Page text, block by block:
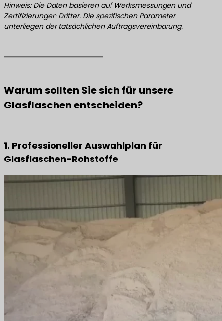
Hinweis: Die Daten basieren auf Werksmessungen und
Zertifizierungen Dritter. Die spezifischen Parameter
unterliegen der tatsächlichen Auftragsvereinbarung.
Warum sollten Sie sich für unsere
Glasflaschen entscheiden?
1. Professioneller Auswahlplan für
Glasflaschen-Rohstoffe